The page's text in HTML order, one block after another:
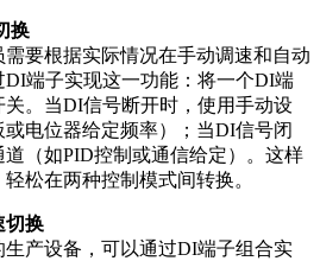
换
要根据实际情况在手动调速和自动
端子实现这一功能：将一个DI端
。当DI信号断开时，使用手动设
电位器给定频率）；当DI信号闭
（如PID控制或通信给定）。这样
松在两种控制模式间转换。
切换
产设备，可以通过DI端子组合实